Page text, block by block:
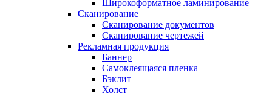
Широкоформатное ламинирование
Сканирование
Сканирование документов
Сканирование чертежей
Рекламная продукция
Баннер
Самоклеящаяся пленка
Бэклит
Холст